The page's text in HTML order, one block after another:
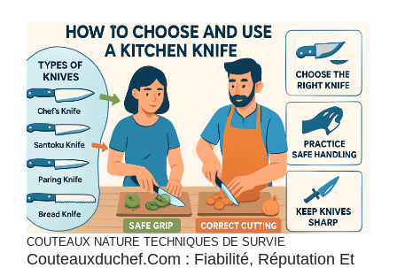
COUTEAUX NATURE TECHNIQUES DE SURVIE
Couteauxduchef.com : Fiabilité, Réputation Et